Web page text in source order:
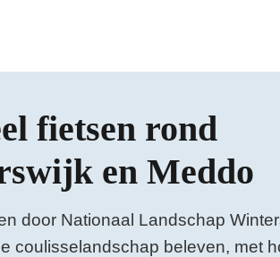
fietsen rond
en Meddo
door Nationaal Landschap
coulisselandschap beleven, met